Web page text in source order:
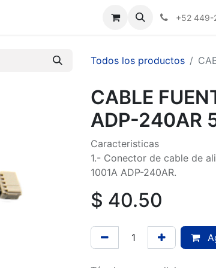
+52 449-
Todos los productos
CABLE
ADP-240AR
Caracteristicas
1.- Conector de cable de
1001A ADP-240AR.
$ 40.50